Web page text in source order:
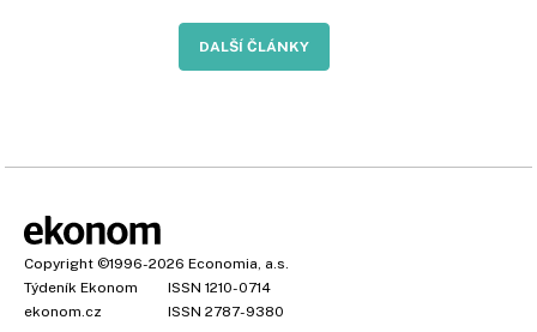
DALŠÍ ČLÁNKY
Copyright ©1996-2026 Economia, a.s.
Týdeník Ekonom
ISSN 1210-0714
ekonom.cz
ISSN 2787-9380